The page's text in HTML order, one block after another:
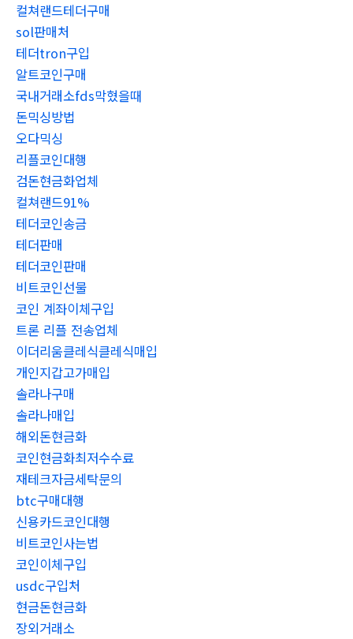
컬쳐랜드테더구매
sol판매처
테더tron구입
알트코인구매
국내거래소fds막혔을때
돈믹싱방법
오다믹싱
리플코인대행
검돈현금화업체
컬쳐랜드91%
테더코인송금
테더판매
테더코인판매
비트코인선물
코인 계좌이체구입
트론 리플 전송업체
이더리움클레식클레식매입
개인지갑고가매입
솔라나구매
솔라나매입
해외돈현금화
코인현금화최저수수료
재테크자금세탁문의
btc구매대행
신용카드코인대행
비트코인사는법
코인이체구입
usdc구입처
현금돈현금화
장외거래소